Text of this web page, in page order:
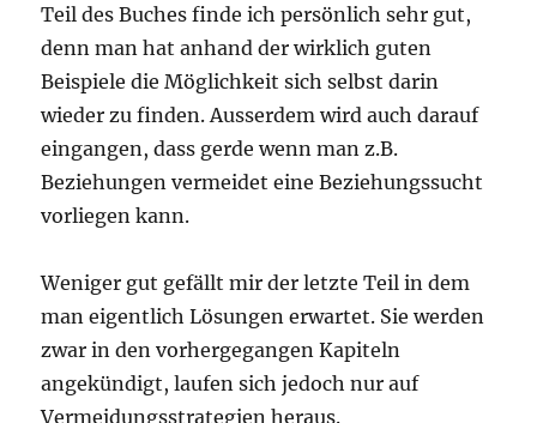
Teil des Buches finde ich persönlich sehr gut,
denn man hat anhand der wirklich guten
Beispiele die Möglichkeit sich selbst darin
wieder zu finden. Ausserdem wird auch darauf
eingangen, dass gerde wenn man z.B.
Beziehungen vermeidet eine Beziehungssucht
vorliegen kann.
Weniger gut gefällt mir der letzte Teil in dem
man eigentlich Lösungen erwartet. Sie werden
zwar in den vorhergegangen Kapiteln
angekündigt, laufen sich jedoch nur auf
Vermeidungsstrategien heraus.